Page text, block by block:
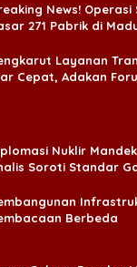
News! Operasi
271 Pabrik di
Layanan
Cepat, Adakan
Nuklir
Soroti Standar
Berbeda